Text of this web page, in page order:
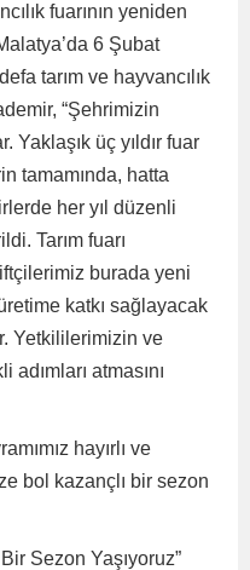
fuarının yeniden
6 Şubat
tarım ve hayvancılık
“Şehrimizin
Yaklaşık üç yıldır fuar
tamamında, hatta
her yıl düzenli
Tarım fuarı
burada yeni
katkı sağlayacak
Yetkililerimizin ve
atmasını
hayırlı ve
bol kazançlı bir sezon
Sezon Yaşıyoruz”